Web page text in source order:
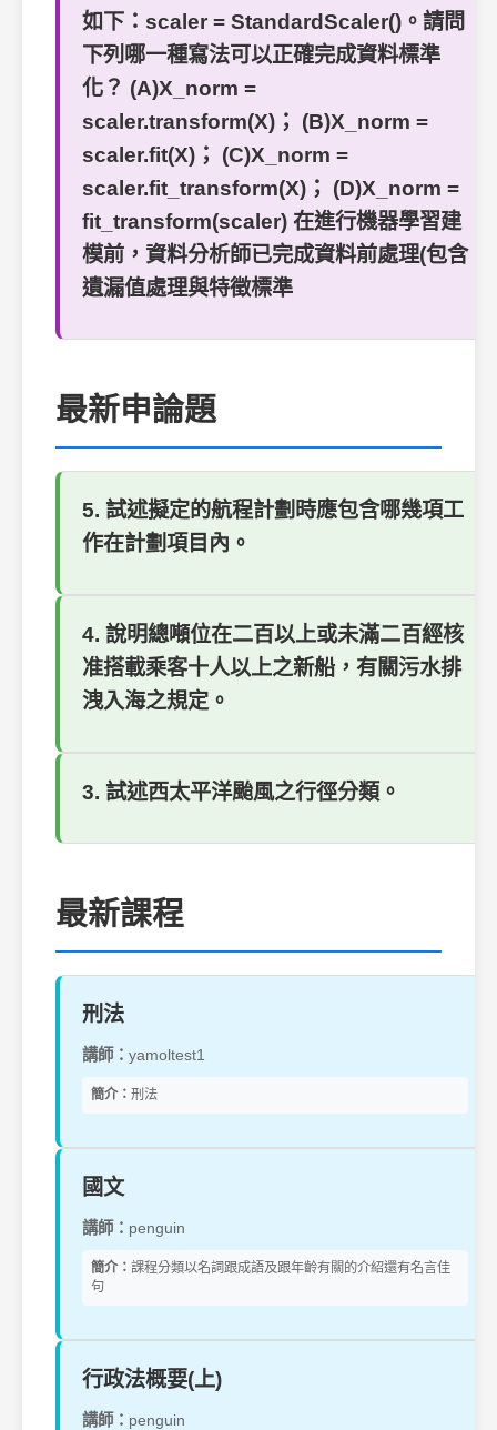
如下：scaler = StandardScaler()。請問
下列哪一種寫法可以正確完成資料標準
化？ (A)X_norm =
scaler.transform(X)； (B)X_norm =
scaler.fit(X)； (C)X_norm =
scaler.fit_transform(X)； (D)X_norm =
fit_transform(scaler) 在進行機器學習建
模前，資料分析師已完成資料前處理(包含
遺漏值處理與特徵標準
最新申論題
5. 試述擬定的航程計劃時應包含哪幾項工
作在計劃項目內。
4. 說明總噸位在二百以上或未滿二百經核
准搭載乘客十人以上之新船，有關污水排
洩入海之規定。
3. 試述西太平洋颱風之行徑分類。
最新課程
刑法
講師： yamoltest1
簡介： 刑法
國文
講師： penguin
簡介： 課程分類以名詞跟成語及跟年齡有關的介紹還有名言佳
句
行政法概要(上)
講師： penguin